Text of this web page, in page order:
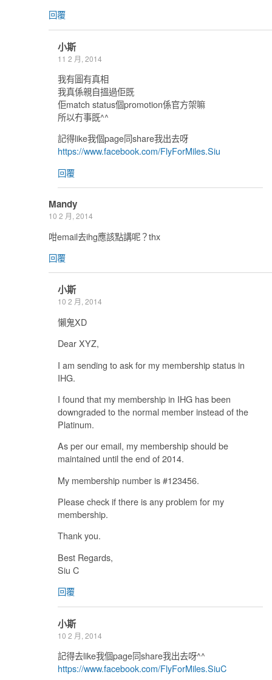
回覆
小斯
11 2 月, 2014
我有圖有真相
我真係親自搵過佢既
佢match status個promotion係官方架嘛
所以冇事既^^
記得like我個page同share我出去呀
https://www.facebook.com/FlyForMiles.Siu
回覆
Mandy
10 2 月, 2014
咁email去ihg應該點講呢？thx
回覆
小斯
10 2 月, 2014
懶鬼XD
Dear XYZ,
I am sending to ask for my membership status in
IHG.
I found that my membership in IHG has been
downgraded to the normal member instead of the
Platinum.
As per our email, my membership should be
maintained until the end of 2014.
My membership number is #123456.
Please check if there is any problem for my
membership.
Thank you.
Best Regards,
Siu C
回覆
小斯
10 2 月, 2014
記得去like我個page同share我出去呀^^
https://www.facebook.com/FlyForMiles.SiuC